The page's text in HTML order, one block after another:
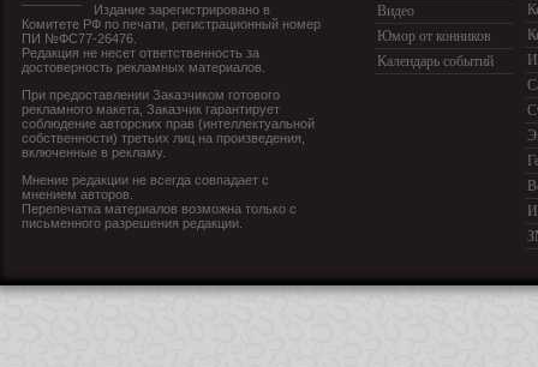
Издание зарегистрировано в
Комитете РФ по печати, регистрационный номер
ПИ №ФС77-26476.
Редакция не несет ответственность за
достоверность рекламных материалов.
При предоставлении Заказчиком готового
рекламного макета, Заказчик гарантирует
соблюдение авторских прав (интеллектуальной
собственности) третьих лиц на произведения,
включенные в рекламу.
Мнение редакции не всегда совпадает с
мнением авторов.
Перепечатка материалов возможна только с
письменного разрешения редакции.
Видео
Юмор от конников
Календарь событий